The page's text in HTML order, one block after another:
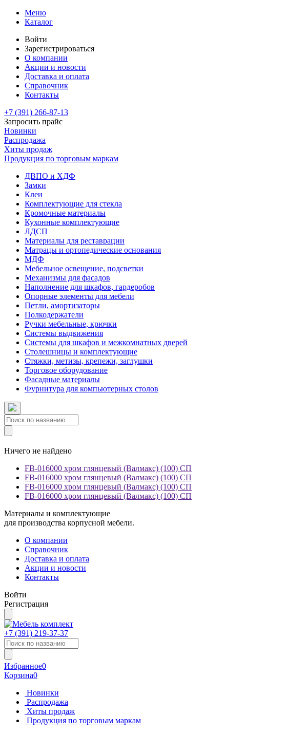
Меню
Каталог
Войти
Зарегистрироваться
О компании
Акции и новости
Доставка и оплата
Справочник
Контакты
+7 (391) 266-87-13
Запросить прайс
Новинки
Распродажа
Хиты продаж
Продукция по торговым маркам
ДВПО и ХДФ
Замки
Клеи
Комплектующие для стекла
Кромочные материалы
Кухонные комплектующие
ЛДСП
Материалы для реставрации
Матрацы и ортопедические основания
МДФ
Мебельное освещение, подсветки
Механизмы для фасадов
Наполнение для шкафов, гардеробов
Опорные элементы для мебели
Петли, амортизаторы
Полкодержатели
Ручки мебельные, крючки
Системы выдвижения
Системы для шкафов и межкомнатных дверей
Столешницы и комплектующие
Стяжки, метизы, крепежи, заглушки
Торговое оборудование
Фасадные материалы
Фурнитура для компьютерных столов
Ничего не найдено
FB-016000 хром глянцевый (Валмакс) (100) СП
FB-016000 хром глянцевый (Валмакс) (100) СП
FB-016000 хром глянцевый (Валмакс) (100) СП
FB-016000 хром глянцевый (Валмакс) (100) СП
Материалы и комплектующие
для производства корпусной мебели.
О компании
Справочник
Доставка и оплата
Акции и новости
Контакты
Войти
Регистрация
+7 (391) 219-37-37
Избранное0
Корзина0
Новинки
Распродажа
Хиты продаж
Продукция по торговым маркам